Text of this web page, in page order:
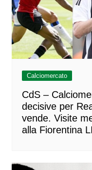
Calciomercato
CdS –
decisive per
vende. Visite
alla Fiorentina